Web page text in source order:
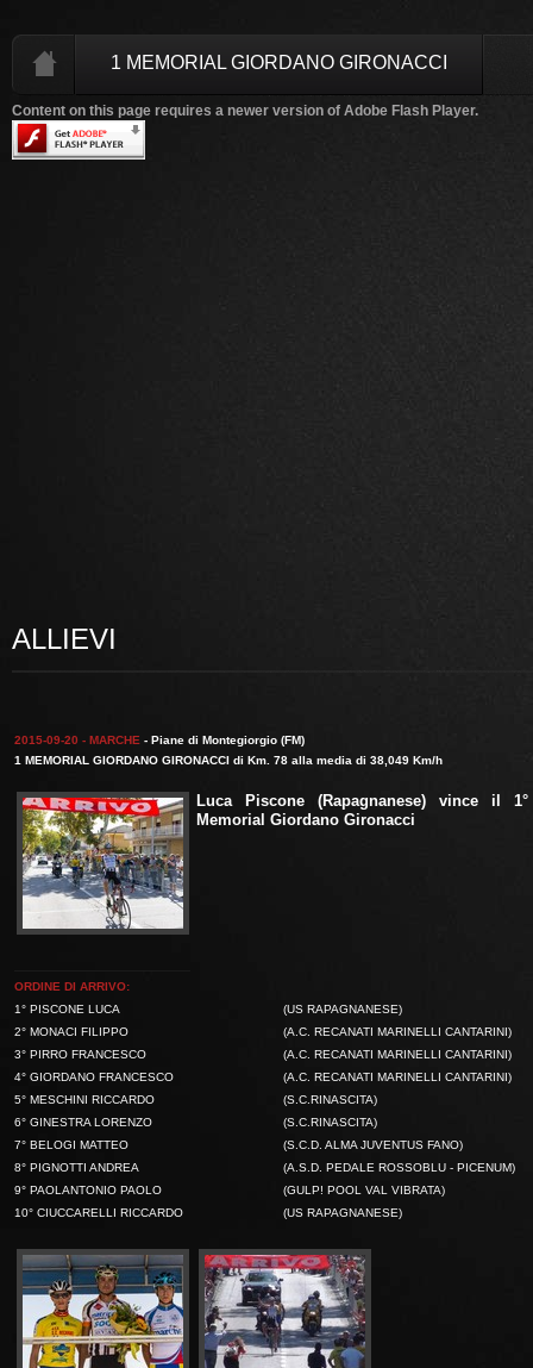
1 MEMORIAL GIORDANO GIRONACCI
Content on this page requires a newer version of Adobe Flash Player.
ALLIEVI
2015-09-20 - MARCHE - Piane di Montegiorgio (FM)
1 MEMORIAL GIORDANO GIRONACCI di Km. 78 alla media di 38,049 Km/h
Luca Piscone (Rapagnanese) vince il 1°
Memorial Giordano Gironacci
ORDINE DI ARRIVO:
1° PISCONE LUCA
(US RAPAGNANESE)
2° MONACI FILIPPO
(A.C. RECANATI MARINELLI CANTARINI)
3° PIRRO FRANCESCO
(A.C. RECANATI MARINELLI CANTARINI)
4° GIORDANO FRANCESCO
(A.C. RECANATI MARINELLI CANTARINI)
5° MESCHINI RICCARDO
(S.C.RINASCITA)
6° GINESTRA LORENZO
(S.C.RINASCITA)
7° BELOGI MATTEO
(S.C.D. ALMA JUVENTUS FANO)
8° PIGNOTTI ANDREA
(A.S.D. PEDALE ROSSOBLU - PICENUM)
9° PAOLANTONIO PAOLO
(GULP! POOL VAL VIBRATA)
10° CIUCCARELLI RICCARDO
(US RAPAGNANESE)